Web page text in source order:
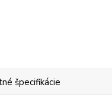
špecifikácie